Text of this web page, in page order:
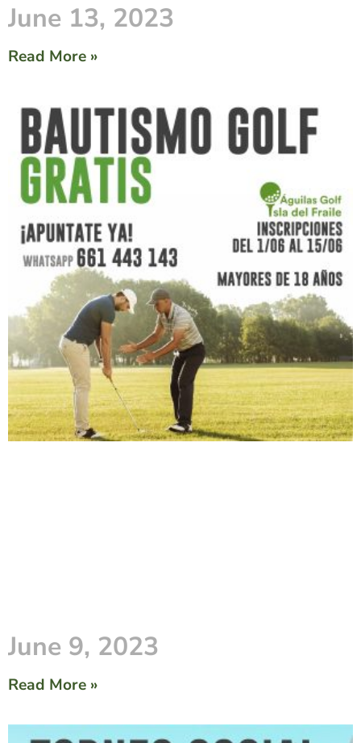
June 13, 2023
Read More »
June 9, 2023
Read More »